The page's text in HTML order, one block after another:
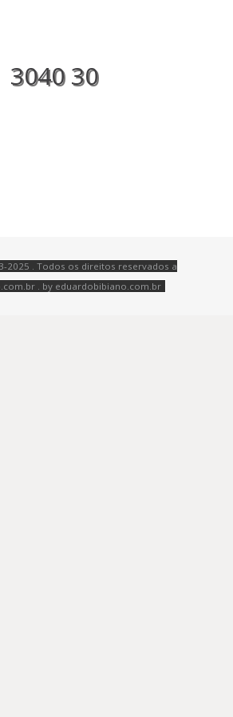
3040 30
2025 . Todos os direitos reservados a
. by eduardobibiano.com.br